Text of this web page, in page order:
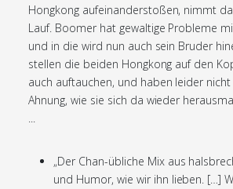
Hongkong aufeinanderstoßen, nimmt
Lauf. Boomer hat gewaltige Probleme
und in die wird nun auch sein Bruder
stellen die beiden Hongkong auf den
auch auftauchen, und haben leider
Ahnung, wie sie sich da wieder
...
„Der Chan-übliche Mix aus
und Humor, wie wir ihn lieben. […]